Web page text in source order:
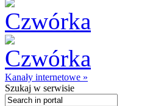
Kanały internetowe »
Szukaj w serwisie